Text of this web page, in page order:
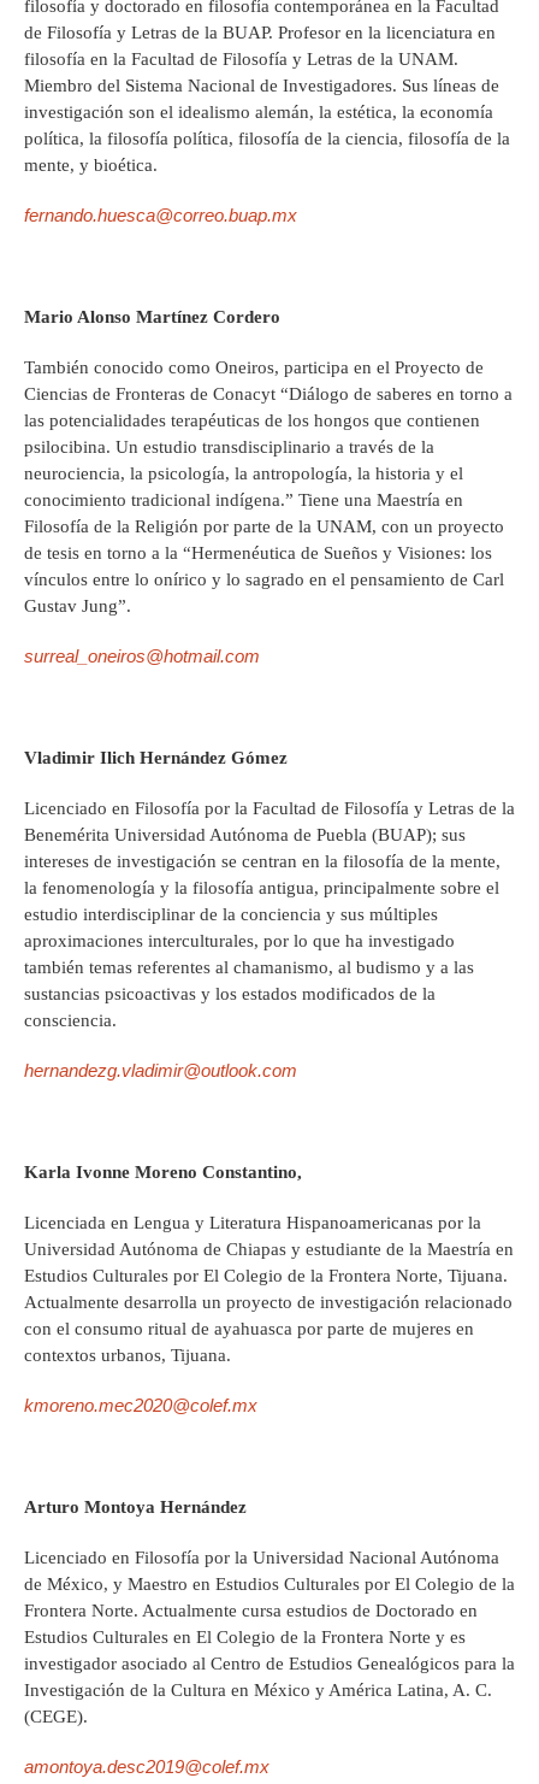
filosofía y doctorado en filosofía contemporánea en la Facultad
de Filosofía y Letras de la BUAP. Profesor en la licenciatura en
filosofía en la Facultad de Filosofía y Letras de la UNAM.
Miembro del Sistema Nacional de Investigadores. Sus líneas de
investigación son el idealismo alemán, la estética, la economía
política, la filosofía política, filosofía de la ciencia, filosofía de la
mente, y bioética.
fernando.huesca@correo.buap.mx
Mario Alonso Martínez Cordero
También conocido como Oneiros, participa en el Proyecto de
Ciencias de Fronteras de Conacyt “Diálogo de saberes en torno a
las potencialidades terapéuticas de los hongos que contienen
psilocibina. Un estudio transdisciplinario a través de la
neurociencia, la psicología, la antropología, la historia y el
conocimiento tradicional indígena.” Tiene una Maestría en
Filosofía de la Religión por parte de la UNAM, con un proyecto
de tesis en torno a la “Hermenéutica de Sueños y Visiones: los
vínculos entre lo onírico y lo sagrado en el pensamiento de Carl
Gustav Jung”.
surreal_oneiros@hotmail.com
Vladimir Ilich Hernández Gómez
Licenciado en Filosofía por la Facultad de Filosofía y Letras de la
Benemérita Universidad Autónoma de Puebla (BUAP); sus
intereses de investigación se centran en la filosofía de la mente,
la fenomenología y la filosofía antigua, principalmente sobre el
estudio interdisciplinar de la conciencia y sus múltiples
aproximaciones interculturales, por lo que ha investigado
también temas referentes al chamanismo, al budismo y a las
sustancias psicoactivas y los estados modificados de la
consciencia.
hernandezg.vladimir@outlook.com
Karla Ivonne Moreno Constantino,
Licenciada en Lengua y Literatura Hispanoamericanas por la
Universidad Autónoma de Chiapas y estudiante de la Maestría en
Estudios Culturales por El Colegio de la Frontera Norte, Tijuana.
Actualmente desarrolla un proyecto de investigación relacionado
con el consumo ritual de ayahuasca por parte de mujeres en
contextos urbanos, Tijuana.
kmoreno.mec2020@colef.mx
Arturo Montoya Hernández
Licenciado en Filosofía por la Universidad Nacional Autónoma
de México, y Maestro en Estudios Culturales por El Colegio de la
Frontera Norte. Actualmente cursa estudios de Doctorado en
Estudios Culturales en El Colegio de la Frontera Norte y es
investigador asociado al Centro de Estudios Genealógicos para la
Investigación de la Cultura en México y América Latina, A. C.
(CEGE).
amontoya.desc2019@colef.mx